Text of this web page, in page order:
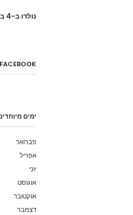
נולדו ב-4 באפריל
FACEBOOK
ימים
פברואר
אפריל
יוני
אוגוסט
אוקטובר
דצמבר